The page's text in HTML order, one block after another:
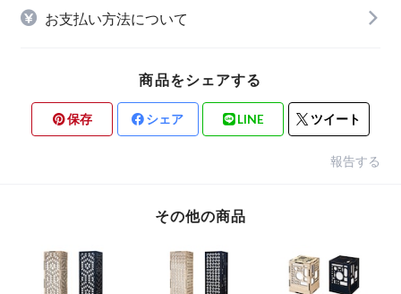
お支払い方法について
商品をシェアする
保存 シェア LINE ツイート
報告する
その他の商品